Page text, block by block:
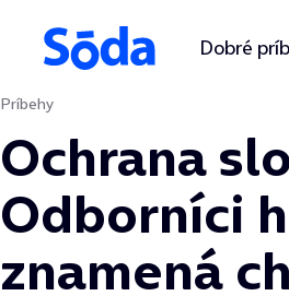
Preskočiť na obsah
Dobré
Príbehy
Ochrana
Odborníci
znamená